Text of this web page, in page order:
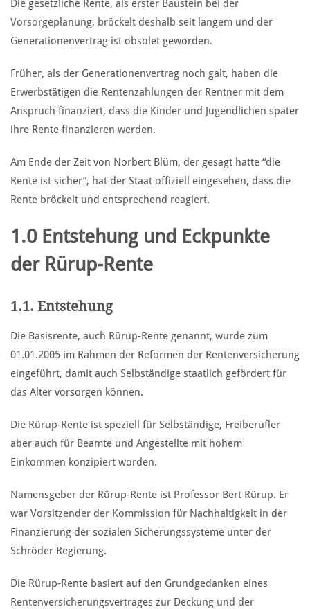
Die gesetzliche Rente, als erster Baustein bei der
Vorsorgeplanung, bröckelt deshalb seit langem und der
Generationenvertrag ist obsolet geworden.
Früher, als der Generationenvertrag noch galt, haben die
Erwerbstätigen die Rentenzahlungen der Rentner mit dem
Anspruch finanziert, dass die Kinder und Jugendlichen später
ihre Rente finanzieren werden.
Am Ende der Zeit von Norbert Blüm, der gesagt hatte “die
Rente ist sicher”, hat der Staat offiziell eingesehen, dass die
Rente bröckelt und entsprechend reagiert.
1.0 Entstehung und Eckpunkte
der Rürup-Rente
1.1. Entstehung
Die Basisrente, auch Rürup-Rente genannt, wurde zum
01.01.2005 im Rahmen der Reformen der Rentenversicherung
eingeführt, damit auch Selbständige staatlich gefördert für
das Alter vorsorgen können.
Die Rürup-Rente ist speziell für Selbständige, Freiberufler
aber auch für Beamte und Angestellte mit hohem
Einkommen konzipiert worden.
Namensgeber der Rürup-Rente ist Professor Bert Rürup. Er
war Vorsitzender der Kommission für Nachhaltigkeit in der
Finanzierung der sozialen Sicherungssysteme unter der
Schröder Regierung.
Die Rürup-Rente basiert auf den Grundgedanken eines
Rentenversicherungsvertrages zur Deckung und der